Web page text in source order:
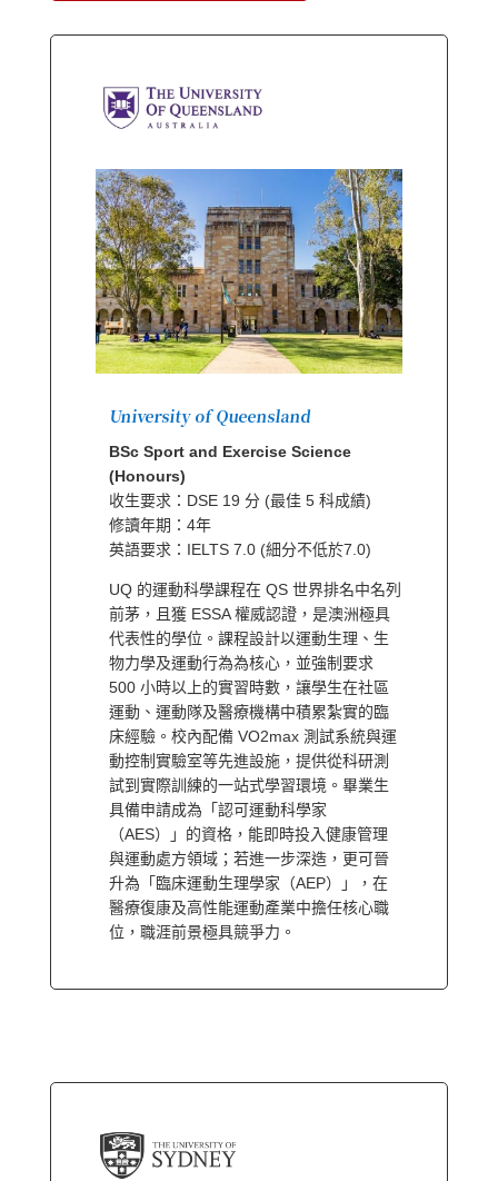
University of Queensland
BSc Sport and Exercise Science
(Honours)
收生要求：DSE 19 分 (最佳 5 科成績)
修讀年期：4年
英語要求：IELTS 7.0 (細分不低於7.0)
UQ 的運動科學課程在 QS 世界排名中名列
前茅，且獲 ESSA 權威認證，是澳洲極具
代表性的學位。課程設計以運動生理、生
物力學及運動行為為核心，並強制要求
500 小時以上的實習時數，讓學生在社區
運動、運動隊及醫療機構中積累紮實的臨
床經驗。校內配備 VO2max 測試系統與運
動控制實驗室等先進設施，提供從科研測
試到實際訓練的一站式學習環境。畢業生
具備申請成為「認可運動科學家
（AES）」的資格，能即時投入健康管理
與運動處方領域；若進一步深造，更可晉
升為「臨床運動生理學家（AEP）」，在
醫療復康及高性能運動產業中擔任核心職
位，職涯前景極具競爭力。